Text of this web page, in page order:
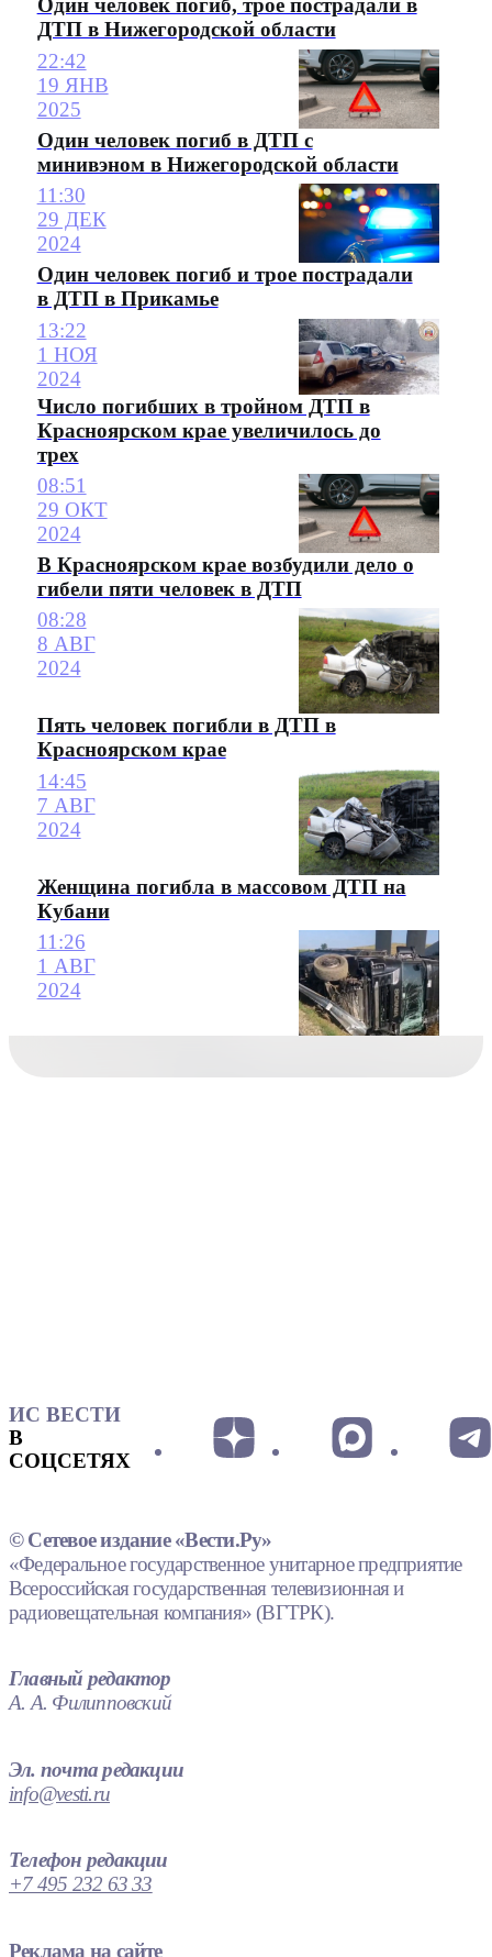
Один человек погиб, трое пострадали в
ДТП в Нижегородской области
22:42
19 ЯНВ
2025
Один человек погиб в ДТП с
минивэном в Нижегородской области
11:30
29 ДЕК
2024
Один человек погиб и трое пострадали
в ДТП в Прикамье
13:22
1 НОЯ
2024
Число погибших в тройном ДТП в
Красноярском крае увеличилось до
трех
08:51
29 ОКТ
2024
В Красноярском крае возбудили дело о
гибели пяти человек в ДТП
08:28
8 АВГ
2024
Пять человек погибли в ДТП в
Красноярском крае
14:45
7 АВГ
2024
Женщина погибла в массовом ДТП на
Кубани
11:26
1 АВГ
2024
ИС ВЕСТИ
В
СОЦСЕТЯХ
© Сетевое издание «Вести.Ру»
«Федеральное государственное унитарное предприятие
Всероссийская государственная телевизионная и
радиовещательная компания» (ВГТРК).
Главный редактор
А. А. Филипповский
Эл. почта редакции
info@vesti.ru
Телефон редакции
+7 495 232 63 33
Реклама на сайте